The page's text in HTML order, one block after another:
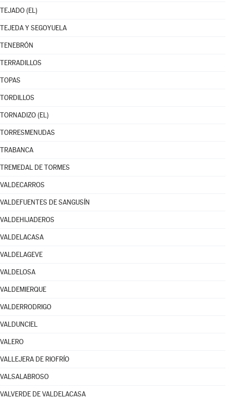
TEJADO (EL)
TEJEDA Y SEGOYUELA
TENEBRÓN
TERRADILLOS
TOPAS
TORDILLOS
TORNADIZO (EL)
TORRESMENUDAS
TRABANCA
TREMEDAL DE TORMES
VALDECARROS
VALDEFUENTES DE SANGUSÍN
VALDEHIJADEROS
VALDELACASA
VALDELAGEVE
VALDELOSA
VALDEMIERQUE
VALDERRODRIGO
VALDUNCIEL
VALERO
VALLEJERA DE RIOFRÍO
VALSALABROSO
VALVERDE DE VALDELACASA